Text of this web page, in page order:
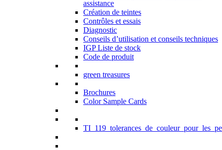
assistance
Création de teintes
Contrôles et essais
Diagnostic
Conseils d’utilisation et conseils techniques
IGP Liste de stock
Code de produit
green treasures
Brochures
Color Sample Cards